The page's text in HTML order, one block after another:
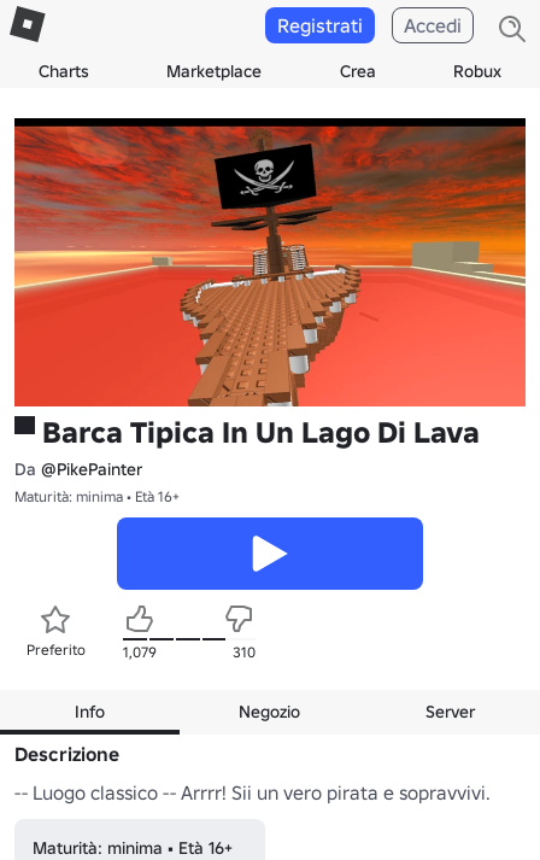
Charts Marketplace Crea Robux
Registrati Accedi
▀ Barca Tipica In Un Lago Di Lava
Da @PikePainter
Maturità: minima • Età 16+
Preferito 1,079 310
Info Negozio Server
Descrizione
-- Luogo classico -- Arrrr! Sii un vero pirata e sopravvivi.
Maturità: minima • Età 16+